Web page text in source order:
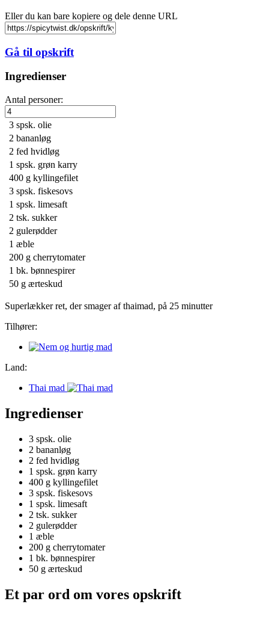
Eller du kan bare kopiere og dele denne URL
Gå til opskrift
Ingredienser
Antal personer:
3 spsk. olie
2 bananløg
2 fed hvidløg
1 spsk. grøn karry
400 g kyllingefilet
3 spsk. fiskesovs
1 spsk. limesaft
2 tsk. sukker
2 gulerødder
1 æble
200 g cherrytomater
1 bk. bønnespirer
50 g ærteskud
Superlækker ret, der smager af thaimad, på 25 minutter
Tilhører:
Land:
Thai mad
Ingredienser
3 spsk. olie
2 bananløg
2 fed hvidløg
1 spsk. grøn karry
400 g kyllingefilet
3 spsk. fiskesovs
1 spsk. limesaft
2 tsk. sukker
2 gulerødder
1 æble
200 g cherrytomater
1 bk. bønnespirer
50 g ærteskud
Et par ord om vores opskrift